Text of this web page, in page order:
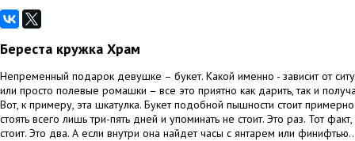
Береста кружка Храм
Непременный подарок девушке – букет. Какой именно - зависит от
или просто полевые ромашки – все это приятно как дарить, так и
Вот, к примеру, эта шкатулка. Букет подобной пышности стоит
стоять всего лишь три-пять дней и упоминать не стоит. Это раз. Тот
стоит. Это два. А если внутри она найдет часы с янтарем или